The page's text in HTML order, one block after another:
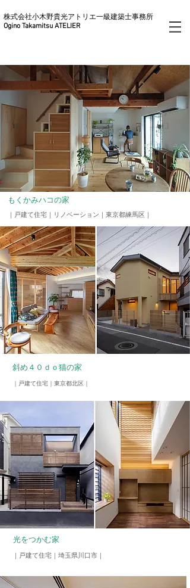
株式会社小木野貴光アトリエ一級建築士事務所
Ogino Takamitsu ATELIER
もくかみハコの家
｜戸建て住宅｜リノベーション ​｜東京都練馬区｜
斜め４０ｄｏ猫の家
​｜戸建て住宅｜東京都北区｜
光をつかむ家
​｜戸建て住宅｜埼玉県川口市｜